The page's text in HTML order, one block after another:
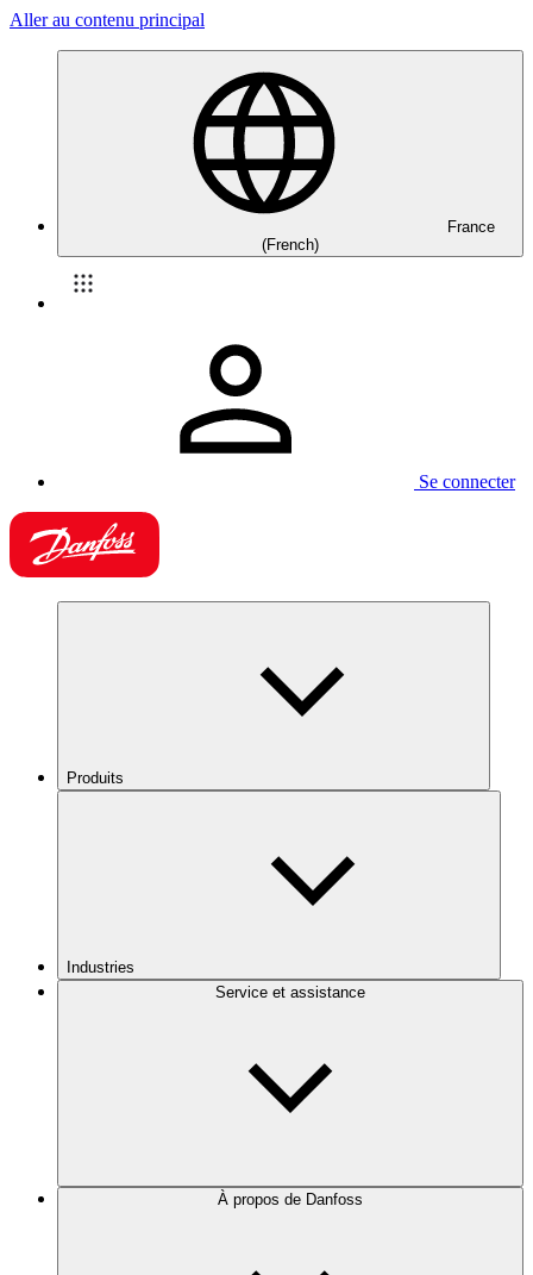
Aller au contenu principal
France
(French)
Se connecter
Produits
Industries
Service et assistance
À propos de Danfoss